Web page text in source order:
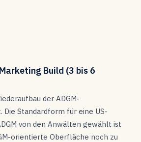
Build (3 bis 6
der ADGM-
Die Standardform für eine US-
von den Anwälten gewählt ist
orientierte Oberfläche noch zu